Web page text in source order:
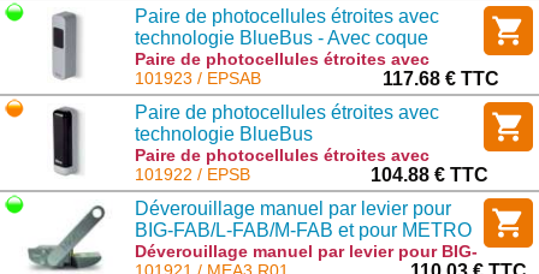
Paire de photocellules étroites avec
technologie BlueBus - Avec coque
métallique anti-effraction
Paire de photocellules étroites avec
technologie BlueBus - Avec coque
métallique anti-effraction : EPSAB
101923 / EPSAB
117.68 € TTC
Paire de photocellules étroites avec
technologie BlueBus
Paire de photocellules étroites avec
technologie BlueBus : EPSB
101922 / EPSB
104.88 € TTC
Déverouillage manuel par levier pour
BIG-FAB/L-FAB/M-FAB et pour METRO
(BIGMETRO METROPLEX ME3024
Déverouillage manuel par levier pour BIG-